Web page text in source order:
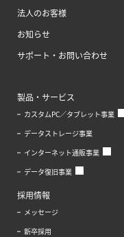
法人のお客様
お知らせ
サポート・お問い合わせ
製品・サービス
カスタムPC／タブレット事業
データストレージ事業
インターネット通販事業
データ復旧事業
採用情報
メッセージ
新卒採用